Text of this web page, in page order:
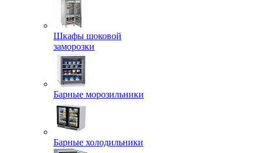
Шкафы шоковой
заморозки
Барные морозильники
Барные холодильники